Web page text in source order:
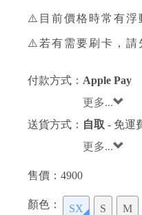
⚠️目前價格時常有浮
⚠️若有需要刷卡，請
付款方式： Apple Pay
更多...
送貨方式： 自取 - 免運
更多...
售價： 4900
顏色： SX S M